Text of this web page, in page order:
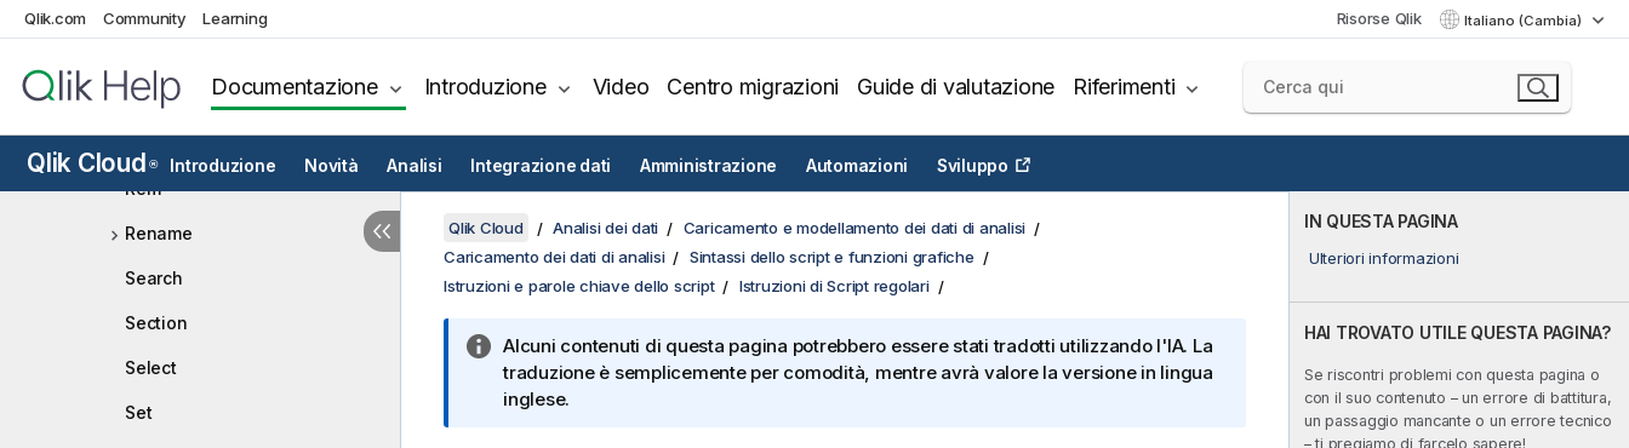
Qlik.com Community Learning Risorse Qlik Italiano (Cambia)
Documentazione Introduzione Video Centro migrazioni Guide di valutazione Riferimenti
Qlik Cloud ® Introduzione Novità Analisi Integrazione dati Amministrazione Automazioni Sviluppo
NullAsValue
Rem
Rename
Search
Section
Select
Set
IN QUESTA PAGINA
Ulteriori informazioni
HAI TROVATO UTILE QUESTA PAGINA?
Se riscontri problemi con questa pagina o
con il suo contenuto – un errore di battitura,
un passaggio mancante o un errore tecnico
– ti pregiamo di farcelo sapere!
Qlik Cloud Analisi dei dati
Caricamento e modellamento dei dati di analisi
Caricamento dei dati di analisi
Sintassi dello script e funzioni grafiche
Istruzioni e parole chiave dello script
Istruzioni di Script regolari
Alcuni contenuti di questa pagina potrebbero essere stati tradotti utilizzando l'IA. La
traduzione è semplicemente per comodità, mentre avrà valore la versione in lingua
inglese.